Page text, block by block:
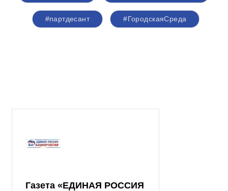
#партдесант #ГородскаяСреда
Газета «ЕДИНАЯ РОССИЯ